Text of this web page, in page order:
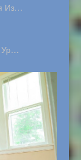
Из…
Ур…